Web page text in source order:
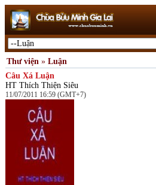
Thư viện » Luận
Câu Xá Luận
HT Thích Thiện Siêu
11/07/2011 16:59 (GMT+7)